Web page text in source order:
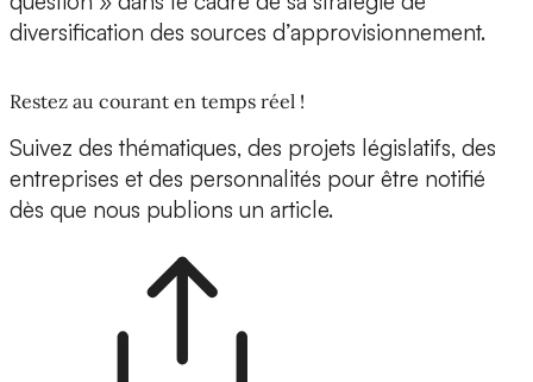
diversification des sources d’approvisionnement.
Restez au courant en temps réel !
Suivez des thématiques, des projets législatifs, des
entreprises et des personnalités pour être notifié
dès que nous publions un article.